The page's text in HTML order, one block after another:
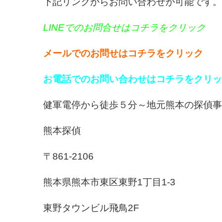
LINEでのお問合せはコチラをクリック
メールでのお問せはコチラをクリック
お電話でのお問い合わせはコチラをクリ
健軍電停から徒歩５分～地元熊本の探偵
熊本探偵
〒861-2106
熊本県熊本市東区東野1丁目1-3
東野タウンビル飛鳥2F